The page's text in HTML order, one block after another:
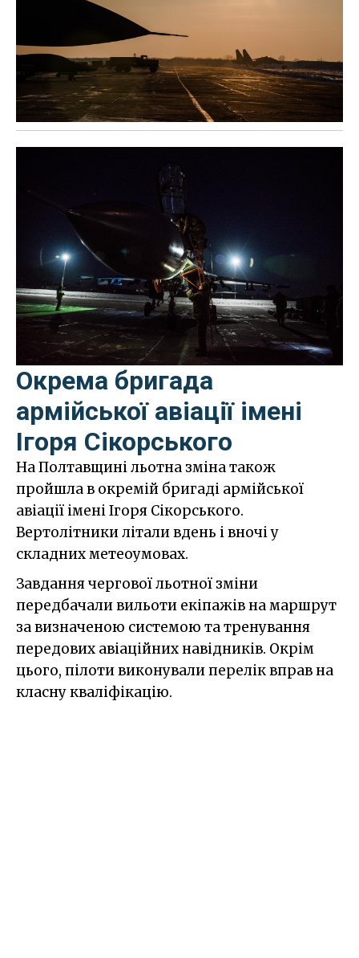
Окрема бригада
армійської авіації імені
Ігоря Сікорського
На Полтавщині льотна зміна також
пройшла в окремій бригаді армійської
авіації імені Ігоря Сікорського.
Вертолітники літали вдень і вночі у
складних метеоумовах.
Завдання чергової льотної зміни
передбачали вильоти екіпажів на маршрут
за визначеною системою та тренування
передових авіаційних навідників. Окрім
цього, пілоти виконували перелік вправ на
класну кваліфікацію.